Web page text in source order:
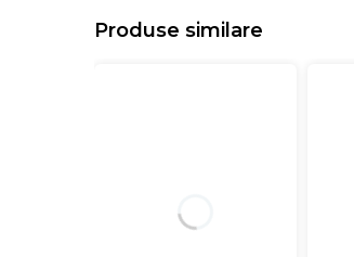
Produse similare